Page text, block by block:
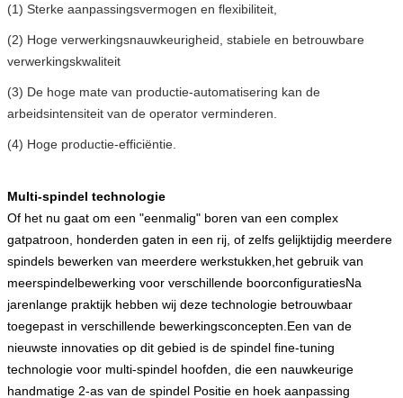
(1) Sterke aanpassingsvermogen en flexibiliteit,
(2) Hoge verwerkingsnauwkeurigheid, stabiele en betrouwbare
verwerkingskwaliteit
(3) De hoge mate van productie-automatisering kan de
arbeidsintensiteit van de operator verminderen.
(4) Hoge productie-efficiëntie.
Multi-spindel technologie
Of het nu gaat om een "eenmalig" boren van een complex
gatpatroon, honderden gaten in een rij, of zelfs gelijktijdig meerdere
spindels bewerken van meerdere werkstukken,het gebruik van
meerspindelbewerking voor verschillende boorconfiguratiesNa
jarenlange praktijk hebben wij deze technologie betrouwbaar
toegepast in verschillende bewerkingsconcepten.Een van de
nieuwste innovaties op dit gebied is de spindel fine-tuning
technologie voor multi-spindel hoofden, die een nauwkeurige
handmatige 2-as van de spindel Positie en hoek aanpassing